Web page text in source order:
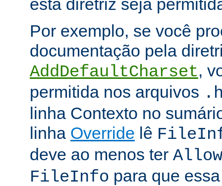
esta diretriz seja
Por exemplo, se você
documentação pela
AddDefaultCharset,
permitida nos arquivos
linha Contexto no
linha Override lê
deve ao menos ter
FileInfo para que